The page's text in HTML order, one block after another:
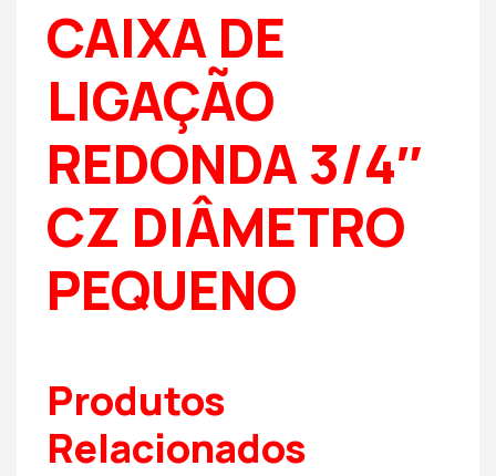
CAIXA DE
LIGAÇÃO
REDONDA 3/4″
CZ DIÂMETRO
PEQUENO
Produtos
Relacionados